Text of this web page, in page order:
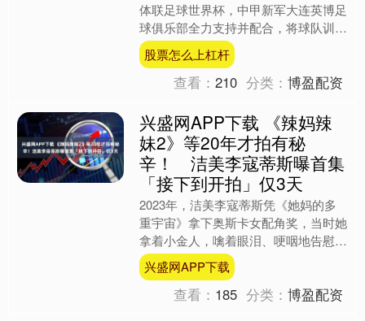
体联足球世界杯，中甲新军大连英博足
球俱乐部全力支持并配合，将球队训练
地点由大连人足球青训基地移至位于马
桥额开发区的原大连万达足....
股票怎么上杠杆
查看：210 分类：博盈配资
兴盛网APP下载 《辣妈辣
妹2》等20年才拍有秘
辛！ 洁美李寇蒂斯曝首集
「接下到开拍」仅3天
2023年，洁美李寇蒂斯凭《她妈的多
重宇宙》拿下奥斯卡女配角奖，当时她
拿着小金人，噙着眼泪、哽咽地告慰天
上的明星父母汤尼寇蒂斯和珍妮李：
「我得了奥斯卡！」但洁美....
兴盛网APP下载
查看： 185 分类：博盈配资